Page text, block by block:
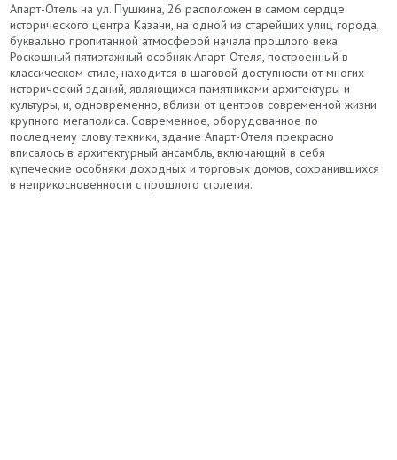
Апарт-Отель на ул. Пушкина, 26 расположен в самом сердце
исторического центра Казани, на одной из старейших улиц города,
буквально пропитанной атмосферой начала прошлого века.
Роскошный пятиэтажный особняк Апарт-Отеля, построенный в
классическом стиле, находится в шаговой доступности от многих
исторический зданий, являющихся памятниками архитектуры и
культуры, и, одновременно, вблизи от центров современной жизни
крупного мегаполиса. Современное, оборудованное по
последнему слову техники, здание Апарт-Отеля прекрасно
вписалось в архитектурный ансамбль, включающий в себя
купеческие особняки доходных и торговых домов, сохранившихся
в неприкосновенности с прошлого столетия.